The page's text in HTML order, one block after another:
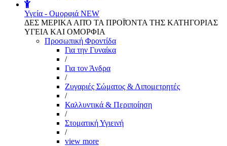
Υγεία - Ομορφιά NEW
ΔΕΣ ΜΕΡΙΚΑ ΑΠΌ ΤΑ ΠΡΟΪΌΝΤΑ ΤΗΣ ΚΑΤΗΓΟΡΙΑΣ
ΥΓΕΙΑ ΚΑΙ ΟΜΟΡΦΙΑ
Προσωπική Φροντίδα
Για την Γυναίκα
/
Για τον Άνδρα
/
Ζυγαριές Σώματος & Λιπομετρητές
/
Καλλυντικά & Περιποίηση
/
Στοματική Υγιεινή
/
view more